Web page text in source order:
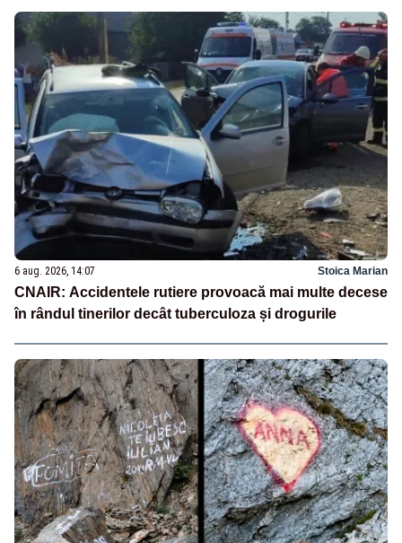
6 aug. 2026, 14:07 Stoica Marian
CNAIR: Accidentele rutiere provoacă mai multe decese
în rândul tinerilor decât tuberculoza și drogurile